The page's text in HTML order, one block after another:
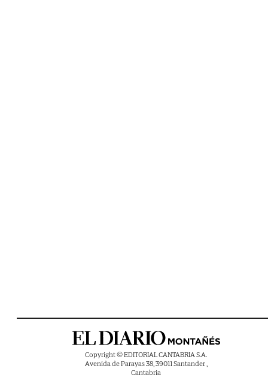
Copyright © EDITORIAL CANTABRIA S.A.
Avenida de Parayas 38, 39011 Santander ,
Cantabria